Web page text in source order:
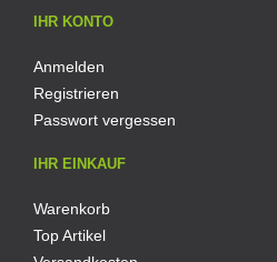
IHR KONTO
Anmelden
Registrieren
Passwort vergessen
IHR EINKAUF
Warenkorb
Top Artikel